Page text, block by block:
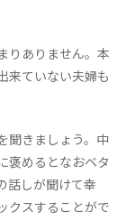
りありません。本
来ていない夫婦も
聞きましょう。中
褒めるとなおベタ
話しが聞けて幸
クスすることがで